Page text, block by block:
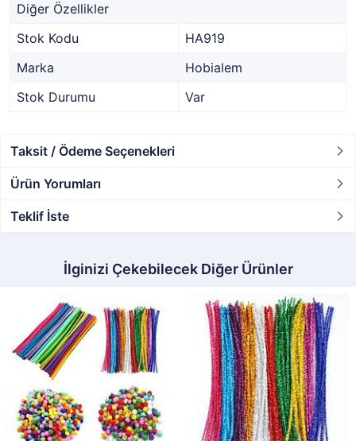
Diğer Özellikler
Stok Kodu
HA919
Marka
Hobialem
Stok Durumu
Var
Taksit / Ödeme Seçenekleri
Ürün Yorumları
Teklif İste
İlginizi Çekebilecek Diğer Ürünler